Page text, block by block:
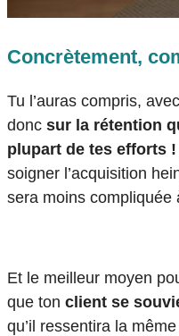
Concrètement,
Tu l’auras compris,
donc sur la rétention
plupart de tes efforts !
soigner l’acquisition
sera moins compliquée
Et le meilleur moyen
que ton client se
qu’il ressentira la